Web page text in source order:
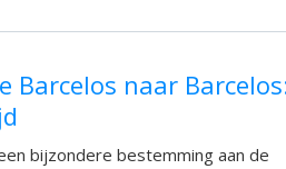
Barcelos naar
bijzondere bestemming aan de